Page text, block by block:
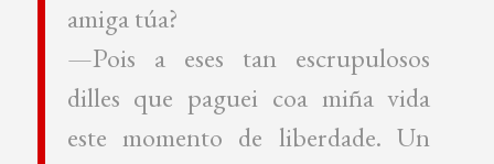
amiga túa?
—Pois a eses tan escrupulosos
dilles que paguei coa miña vida
este momento de liberdade. Un